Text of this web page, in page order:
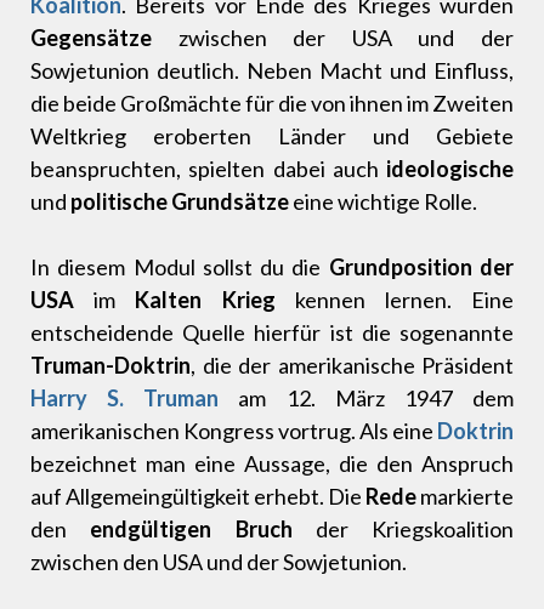
Gegensätze zwischen der USA und der
Sowjetunion deutlich. Neben Macht und Einfluss,
die beide Großmächte für die von ihnen im Zweiten
Weltkrieg eroberten Länder und Gebiete
beanspruchten, spielten dabei auch ideologische
und politische Grundsätzeeine wichtige Rolle.
In diesem Modul sollst du die Grundposition der
USA im Kalten Krieg kennen lernen. Eine
entscheidende Quelle hierfür ist die sogenannte
Truman-Doktrin, die der amerikanische Präsident
Harry S. Truman am 12. März 1947 dem
amerikanischen Kongress vortrug. Als eine Doktrin
bezeichnet man eine Aussage, die den Anspruch
auf Allgemeingültigkeit erhebt. Die Redemarkierte
den endgültigen Bruch der Kriegskoalition
zwischen den USA und der Sowjetunion.